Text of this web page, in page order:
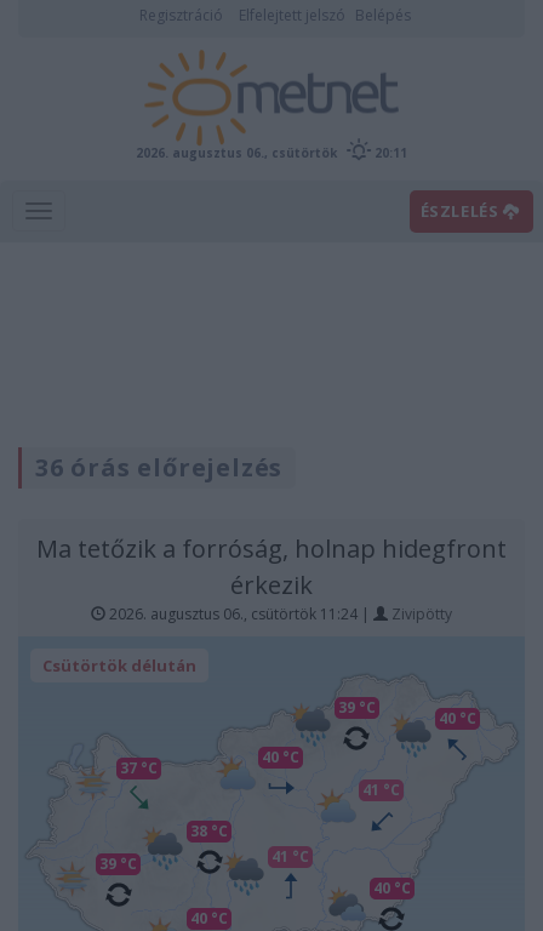
Regisztráció Elfelejtett jelszó Belépés
2026. augusztus 06., csütörtök 20:11
ÉSZLELÉS
36 órás előrejelzés
Ma tetőzik a forróság, holnap hidegfront
érkezik
2026. augusztus 06., csütörtök 11:24 | Zivipötty
Csütörtök délután
37 °C
39 °C
38 °C
40 °C
40 °C
41 °C
39 °C
41 °C
40 °C
40 °C